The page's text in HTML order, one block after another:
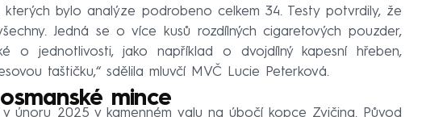
kterých bylo analýze podrobeno celkem 34. Testy potvrdily, že
Jedná se o více kusů rozdílných cigaretových pouzder,
o jednotlivosti, jako například o dvojdílný kapesní hřeben,
taštičku,“ sdělila mluvčí MVČ Lucie Peterková.
mince
únoru 2025 v kamenném valu na úbočí kopce Zvičina. Původ